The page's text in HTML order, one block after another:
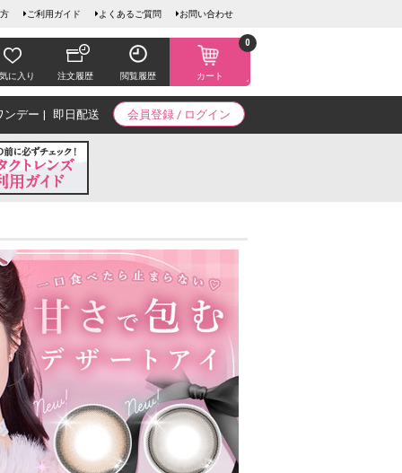
ご利用ガイド よくあるご質問 お問い合わせ
に入り 注文履歴 閲覧履歴 カート
0
会員登録 / ログイン
ンデー 即日配送